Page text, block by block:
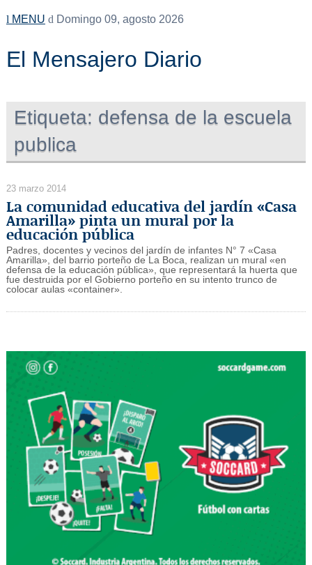
MENU Domingo 09, agosto 2026
El Mensajero Diario
Etiqueta: defensa de la escuela
publica
23 marzo 2014
La comunidad educativa del jardín «Casa
Amarilla» pinta un mural por la
educación pública
Padres, docentes y vecinos del jardín de infantes N° 7 «Casa
Amarilla», del barrio porteño de La Boca, realizan un mural «en
defensa de la educación pública», que representará la huerta que
fue destruida por el Gobierno porteño en su intento trunco de
colocar aulas «container».